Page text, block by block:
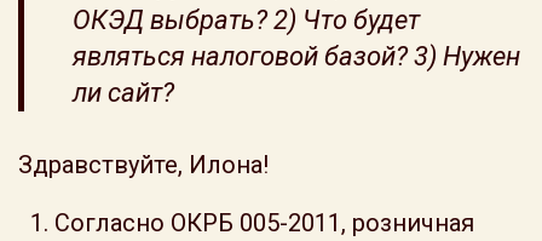
ОКЭД выбрать? 2) Что будет
являться налоговой базой? 3) Нужен
ли сайт?
Здравствуйте, Илона!
Согласно ОКРБ 005-2011, розничная